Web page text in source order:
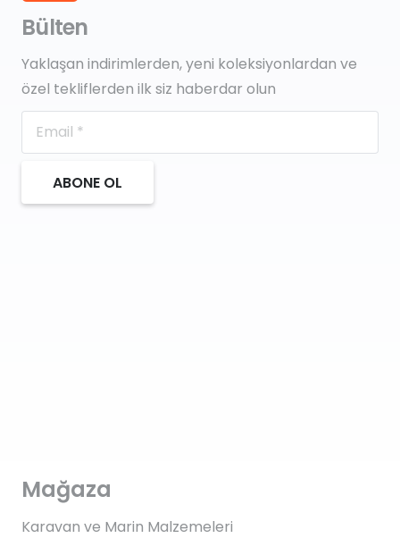
Bülten
Yaklaşan indirimlerden, yeni koleksiyonlardan ve
özel tekliflerden ilk siz haberdar olun
ABONE OL
Mağaza
Karavan ve Marin Malzemeleri